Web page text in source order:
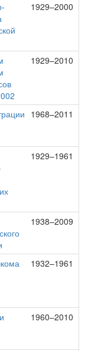
1929–2000
1929–2010
1968–2011
1929–1961
1938–2009
1932–1961
1960–2010